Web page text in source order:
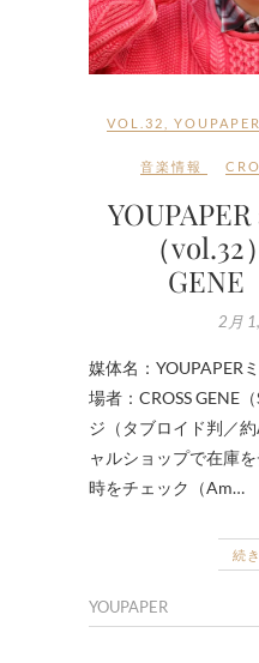
VOL.32
音楽情報
（
GENE
2月
媒体名：YOUPAPER
場者：CROSS GENE
ジ（タブロイド判／
ャルショップで在庫
時をチェック（Am…
続
YOUPAPER